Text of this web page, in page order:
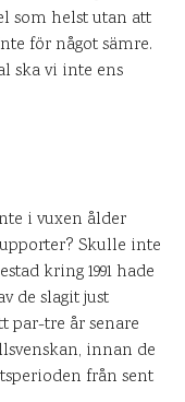
som helst utan att
för något sämre.
ska vi inte ens
i vuxen ålder
Skulle inte
kring 1991 hade
de slagit just
par-tre år senare
innan de
från sent